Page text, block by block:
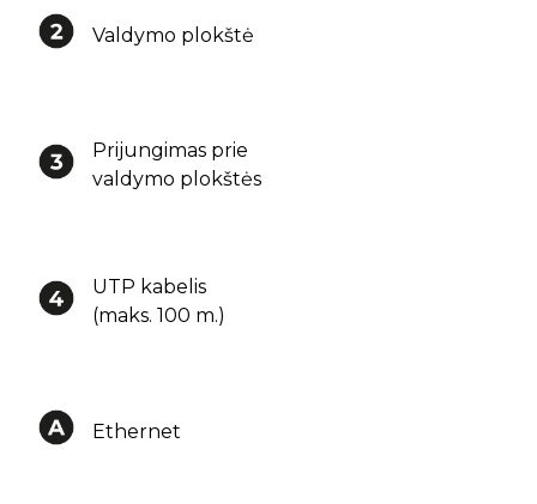
Valdymo plokštė
Prijungimas prie
valdymo plokštės
UTP kabelis
(maks. 100 m.)
Ethernet